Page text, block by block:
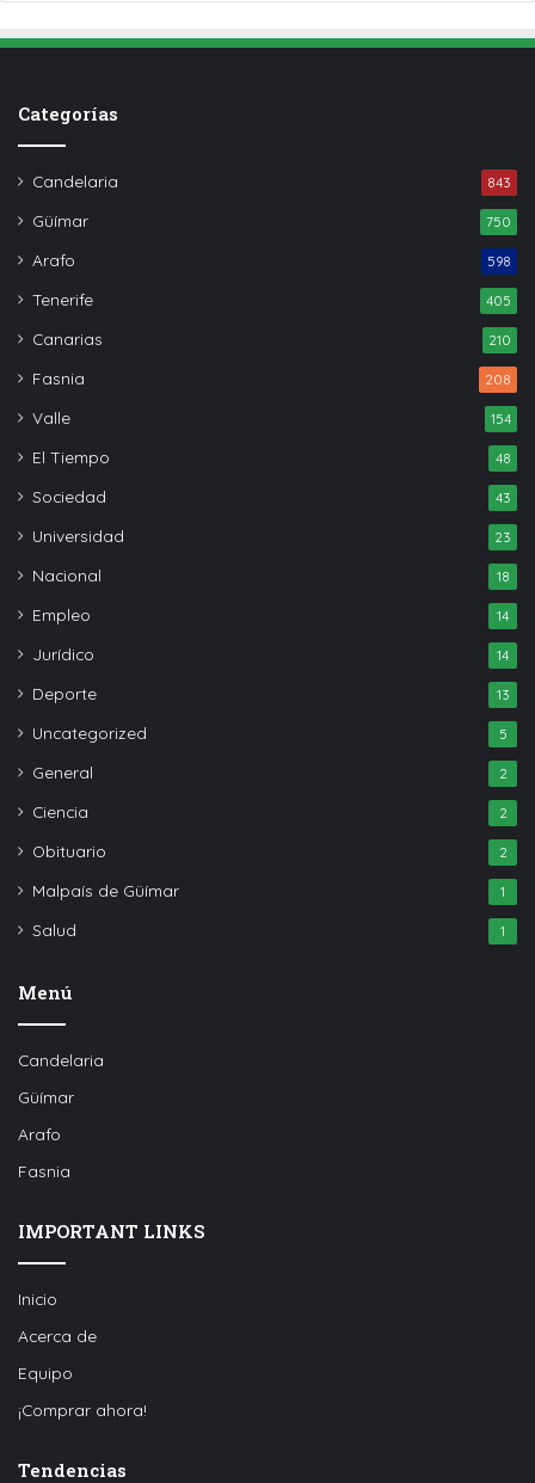
Categorías
Candelaria 843
Güímar 750
Arafo 598
Tenerife 405
Canarias 210
Fasnia 208
Valle 154
El Tiempo 48
Sociedad 43
Universidad 23
Nacional 18
Empleo 14
Jurídico 14
Deporte 13
Uncategorized 5
General 2
Ciencia 2
Obituario 2
Malpaís de Güímar 1
Salud 1
Menú
Candelaria
Güímar
Arafo
Fasnia
IMPORTANT LINKS
Inicio
Acerca de
Equipo
¡Comprar ahora!
Tendencias